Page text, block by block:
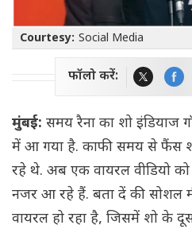
Courtesy: Social Media
फॉलो करें:
मुंबई: समय रैना का शो इंडियाज
में आ गया है. काफी समय से फैंस
रहे थे. अब एक वायरल वीडियो
नजर आ रहे हैं. बता दें की सोशल
वायरल हो रहा है, जिसमें शो के